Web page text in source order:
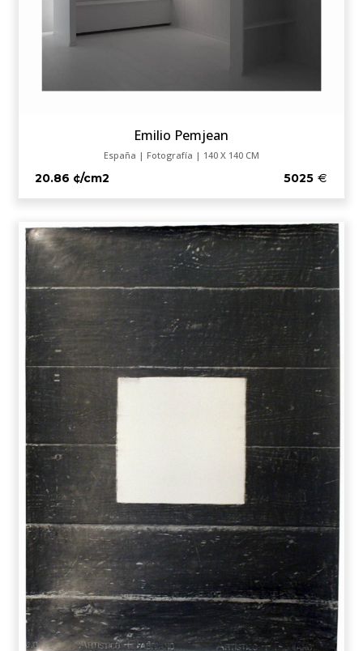
Emilio Pemjean
España | Fotografía | 140 X 140 CM
20.86 ¢/cm2 5025